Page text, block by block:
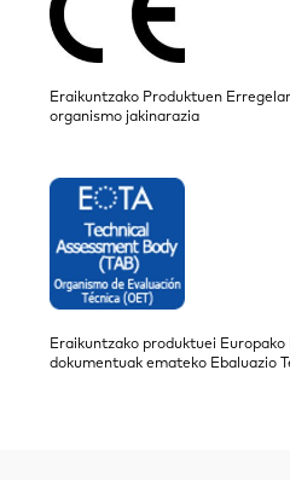
Eraikuntzako Produktuen
organismo jakinarazia
Eraikuntzako produktuei Europako
dokumentuak emateko Ebaluazio